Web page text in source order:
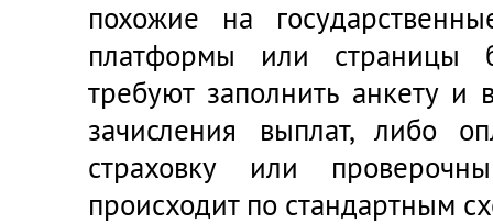
похожие на
платформы или страницы
требуют заполнить анкету и
зачисления выплат, либо
страховку или
происходит по стандартным